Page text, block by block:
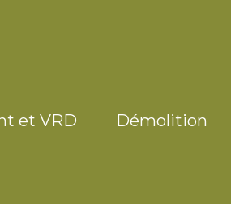
et VRD Démolition